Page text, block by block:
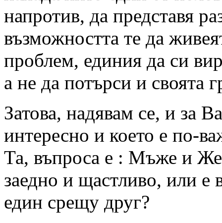
напротив, да представя
възможността те да
проблем, единия да си
а не да потърси и своята
Затова, надявам се, и за
интересно и което е по-
Та, въпроса е : Мъже и
заедно и щастливо, или е
един срещу друг?